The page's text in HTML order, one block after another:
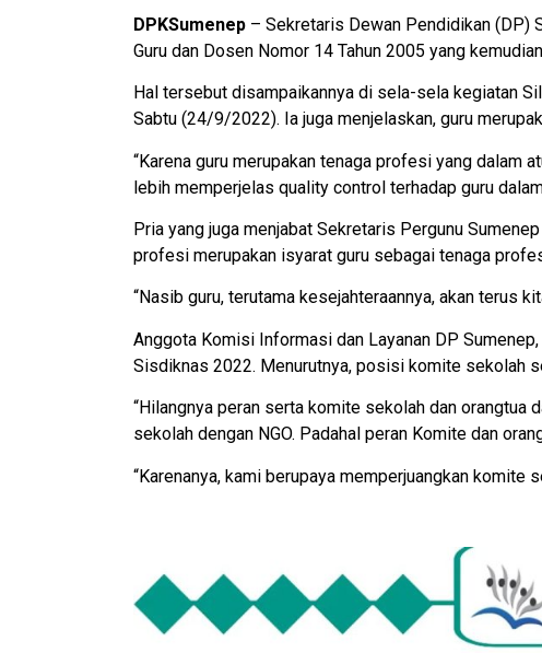
DPKSumenep – Sekretaris Dewan Pendidikan (DP)
Guru dan Dosen Nomor 14 Tahun 2005 yang
Hal tersebut disampaikannya di sela-sela kegiatan
Sabtu (24/9/2022). Ia juga menjelaskan, guru
“Karena guru merupakan tenaga profesi yang dalam
lebih memperjelas quality control terhadap guru
Pria yang juga menjabat Sekretaris Pergunu
profesi merupakan isyarat guru sebagai tenaga
“Nasib guru, terutama kesejahteraannya, akan terus
Anggota Komisi Informasi dan Layanan DP
Sisdiknas 2022. Menurutnya, posisi komite sekolah
“Hilangnya peran serta komite sekolah dan orangtua
sekolah dengan NGO. Padahal peran Komite dan
“Karenanya, kami berupaya memperjuangkan komite